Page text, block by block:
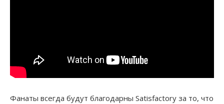
Фанаты всегда будут благодарны Satisfactory за то, что